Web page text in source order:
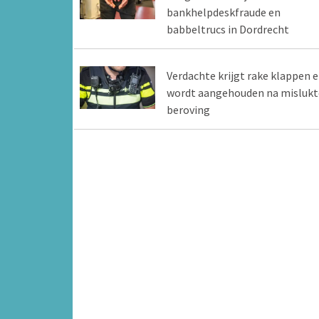
bankhelpdeskfraude en
babbeltrucs in Dordrecht
Verdachte krijgt rake klappen
wordt aangehouden na
beroving